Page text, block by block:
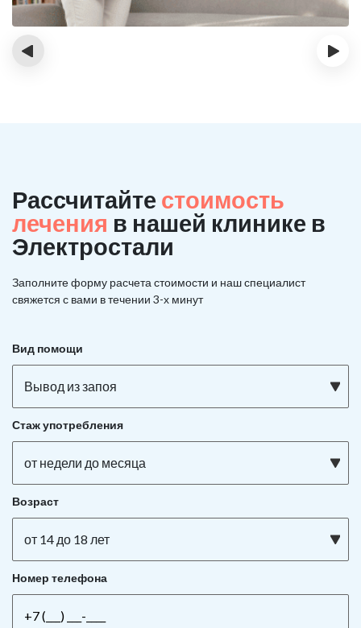
‹ ›
Рассчитайте стоимость
лечения в нашей клинике в
Электростали
Заполните форму расчета стоимости и нашспециалист
свяжется с вами в течении 3-х минут
Вид помощи
Вывод из запоя
Стаж употребления
от недели до месяца
Возраст
от 14 до 18 лет
Номер телефона